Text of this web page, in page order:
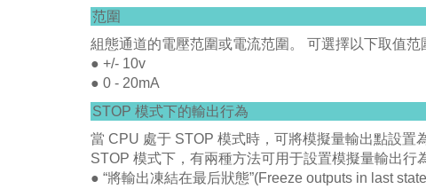
范圍
組態通道的電壓范圍或電流范圍。 可選擇以下取值范
● +/- 10v
● 0 - 20mA
STOP 模式下的輸出行為
當 CPU 處于 STOP 模式時，可將模擬量輸出點設置
STOP 模式下，有兩種方法可用于設置模擬量輸出行
● “將輸出凍結在最后狀態”(Freeze outputs in last